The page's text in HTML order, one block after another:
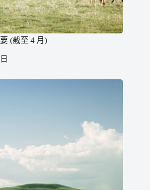
(截至 4 月)